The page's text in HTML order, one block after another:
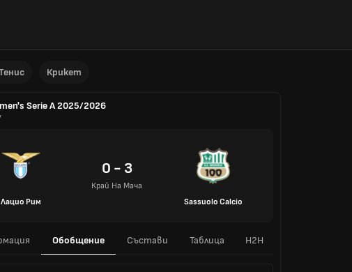
Крикет
Serie A 2025/2026
Лацио Рим
0 - 3
Край На Мача
Sassuolo Calcio
Обобщение Състави Таблица H2H